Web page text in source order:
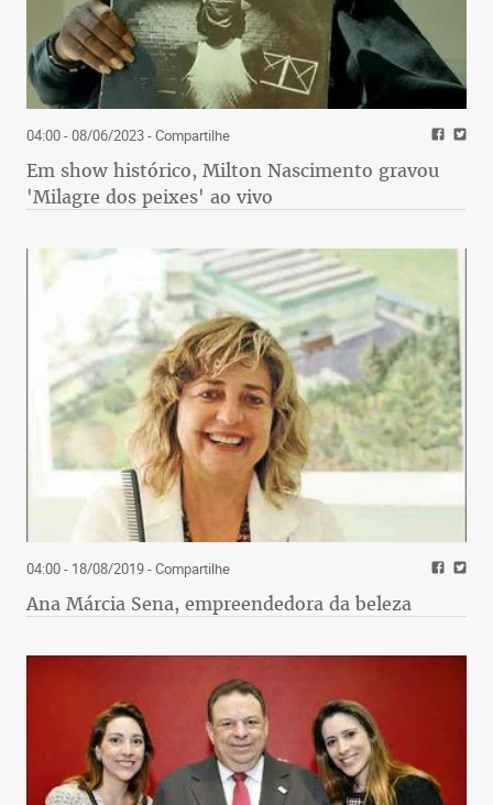
04:00 - 08/06/2023- Compartilhe
Em show histórico, Milton Nascimento gravou
'Milagre dos peixes' ao vivo
04:00 - 18/08/2019- Compartilhe
Ana Márcia Sena, empreendedora da beleza